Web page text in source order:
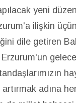
yeni
ilişkin
dile getiren
Erzurum'un
artırmak adına